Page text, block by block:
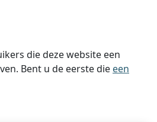
die deze website een
Bent u de eerste die een